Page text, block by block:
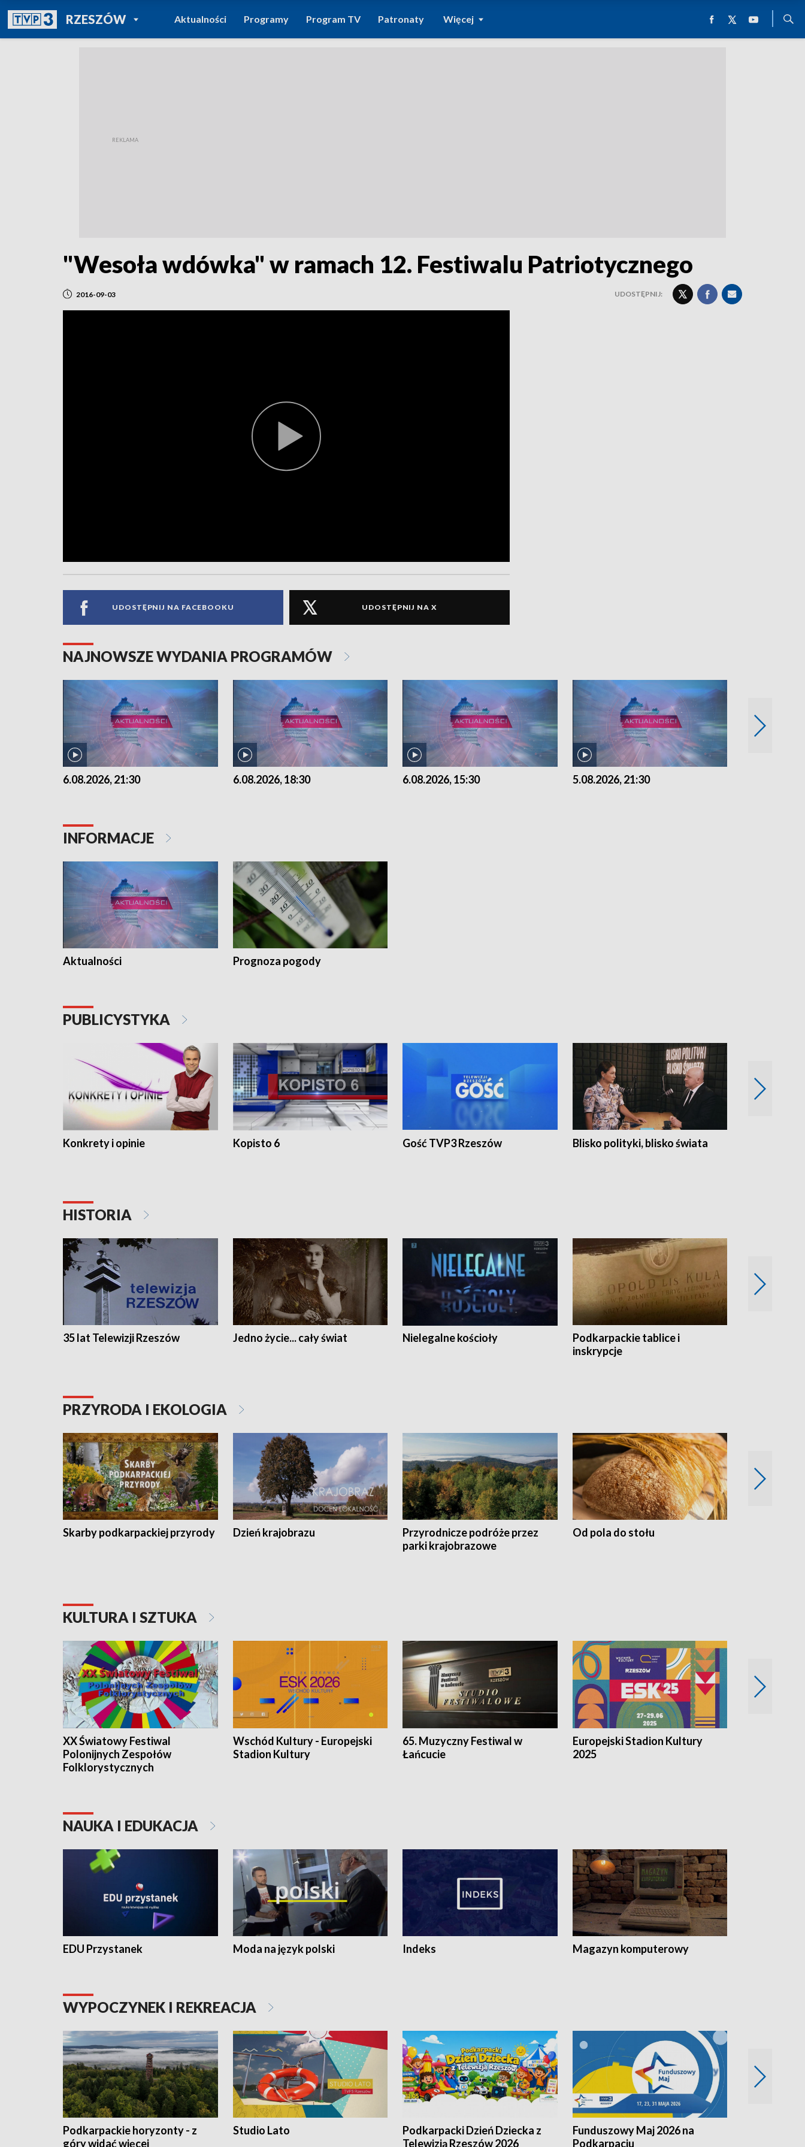
RZESZÓWPOWRÓT DO
TVP REGIONY
Aktualności Programy Program TV Patronaty Więcej
"Wesoła wdówka" w ramach 12. Festiwalu Patriotycznego
2016-09-03 UDOSTĘPNIJ:
UDOSTĘPNIJ NA FACEBOOKU UDOSTĘPNIJ NA X
NAJNOWSZE WYDANIA PROGRAMÓW
6.08.2026, 21:30 6.08.2026, 18:30 6.08.2026, 15:30 5.08.2026, 21:30
INFORMACJE
Aktualności Prognoza pogody
PUBLICYSTYKA
Konkrety i opinie Kopisto 6 Gość TVP3 Rzeszów Blisko polityki, blisko świata
HISTORIA
35 lat Telewizji Rzeszów Jedno życie... cały świat Nielegalne kościoły
Podkarpackie tablice i
inskrypcje
PRZYRODA I EKOLOGIA
Skarby podkarpackiej przyrody Dzień krajobrazu
Przyrodnicze podróże przez
parki krajobrazowe
Od pola do stołu
KULTURA I SZTUKA
XX Światowy Festiwal
Polonijnych Zespołów
Folklorystycznych
Wschód Kultury - Europejski
Stadion Kultury
65. Muzyczny Festiwal w
Łańcucie
Europejski Stadion Kultury
2025
NAUKA I EDUKACJA
EDU Przystanek Moda na język polski Indeks Magazyn komputerowy
WYPOCZYNEK I REKREACJA
Podkarpackie horyzonty - z
góry widać więcej
Studio Lato
Podkarpacki Dzień Dziecka z
Telewizją Rzeszów 2026
Funduszowy Maj 2026 na
Podkarpaciu